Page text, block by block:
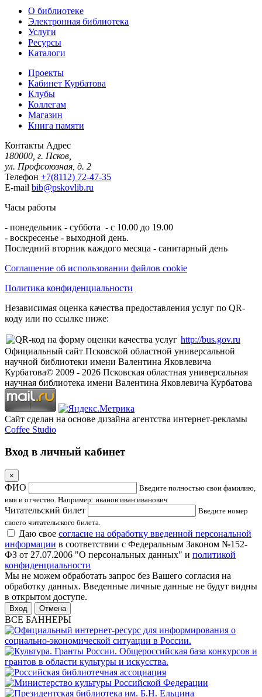
О библиотеке
Электронная библиотека
Услуги
Ресурсы
Каталоги
Проекты
Кабинет Курбатова
Клубы
Коллегам
Магазин
Книга памяти
Контакты Адрес
180000, г. Псков,
ул. Профсоюзная, д. 2
Телефон +7(8112) 72-47-35
E-mail bib@pskovlib.ru
Часы работы
- понедельник - суббота - с 10.00 до 19.00
- воскресенье - выходной день.
Последний вторник каждого месяца - санитарный день
Соглашение об использовании файлов cookie
Политика конфиденциальности
Независимая оценка качества предоставления услуг по QR-
коду или по ссылке ниже:
http://bus.gov.ru
Официальный сайт Псковской областной универсальной
научной библиотеки имени Валентина Яковлевича
Курбатова© 2009 - 2026 Псковская областная универсальная
научная библиотека имени Валентина Яковлевича Курбатова
Сайт сделан на основе дизайна агентства интернет-рекламы
Coffee Studio
Вход в личный кабинет
×
ФИО
Введите полностью свои фамилию,
имя и отчество. Например: иванов иван иванович
Читательский билет
Введите номер
своего читательского билета.
Даю свое согласие на обработку введенной персональной
информации в соответствии с Федеральным Законом №152-
ФЗ от 27.07.2006 "О персональных данных" и политикой
конфиденциальности
Мы не можем обработать запрос без Вашего согласия на
обработку данных. Введенные личные данные не будут видны
в открытом доступе.
Отмена
ВСЕ БАННЕРЫ